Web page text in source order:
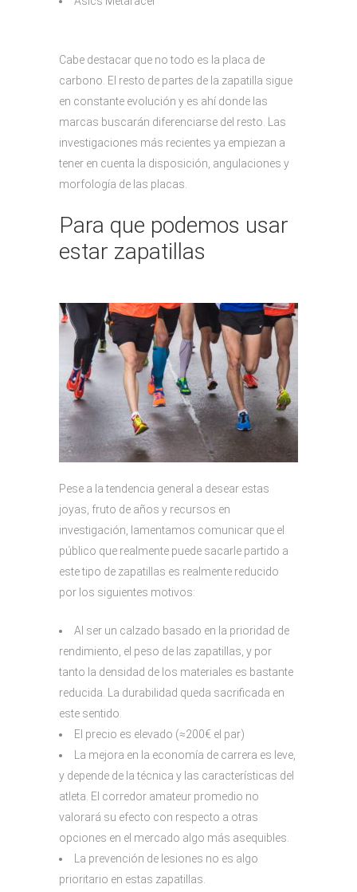
Cabe destacar que no todo es la placa de
carbono. El resto de partes de la zapatilla sigue
en constante evolución y es ahí donde las
marcas buscarán diferenciarse del resto. Las
investigaciones más recientes ya empiezan a
tener en cuenta la disposición, angulaciones y
morfología de las placas.
Para que podemos usar
estar zapatillas
Pese a la tendencia general a desear estas
joyas, fruto de años y recursos en
investigación, lamentamos comunicar que el
público que realmente puede sacarle partido a
este tipo de zapatillas es realmente reducido
por los siguientes motivos:
Al ser un calzado basado en la prioridad de
rendimiento, el peso de las zapatillas, y por
tanto la densidad de los materiales es bastante
reducida. La durabilidad queda sacrificada en
este sentido.
El precio es elevado (≈200€ el par)
La mejora en la economía de carrera es leve,
y depende de la técnica y las características del
atleta. El corredor amateur promedio no
valorará su efecto con respecto a otras
opciones en el mercado algo más asequibles.
La prevención de lesiones no es algo
prioritario en estas zapatillas.